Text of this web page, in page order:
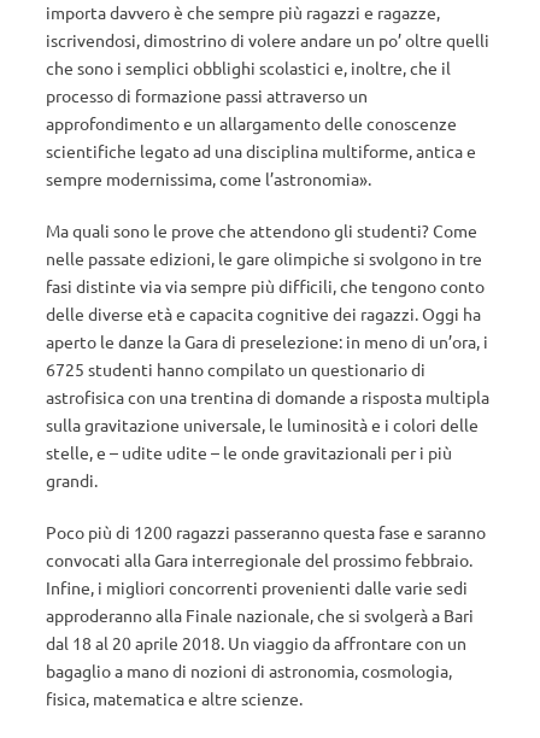
importa davvero è che sempre più ragazzi e ragazze,
iscrivendosi, dimostrino di volere andare un po’ oltre quelli
che sono i semplici obblighi scolastici e, inoltre, che il
processo di formazione passi attraverso un
approfondimento e un allargamento delle conoscenze
scientifiche legato ad una disciplina multiforme, antica e
sempre modernissima, come l’astronomia».
Ma quali sono le prove che attendono gli studenti? Come
nelle passate edizioni, le gare olimpiche si svolgono in tre
fasi distinte via via sempre più difficili, che tengono conto
delle diverse età e capacita cognitive dei ragazzi. Oggi ha
aperto le danze la Gara di preselezione: in meno di un’ora, i
6725 studenti hanno compilato un questionario di
astrofisica con una trentina di domande a risposta multipla
sulla gravitazione universale, le luminosità e i colori delle
stelle, e – udite udite – le onde gravitazionali per i più
grandi.
Poco più di 1200 ragazzi passeranno questa fase e saranno
convocati alla Gara interregionale del prossimo febbraio.
Infine, i migliori concorrenti provenienti dalle varie sedi
approderanno alla Finale nazionale, che si svolgerà a Bari
dal 18 al 20 aprile 2018. Un viaggio da affrontare con un
bagaglio a mano di nozioni di astronomia, cosmologia,
fisica, matematica e altre scienze.